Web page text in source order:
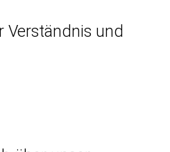
Verständnis und